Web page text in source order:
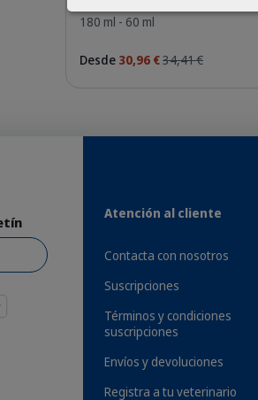
180 ml - 60 ml
Desde 30,96 €34,41 €
También contribuye a
fácil de administrar y tiene un sabor
Atención al cliente
Contacta con nosotros
Suscripciones
Términos y condiciones
suscripciones
Envíos y devoluciones
Registra a tu veterinario